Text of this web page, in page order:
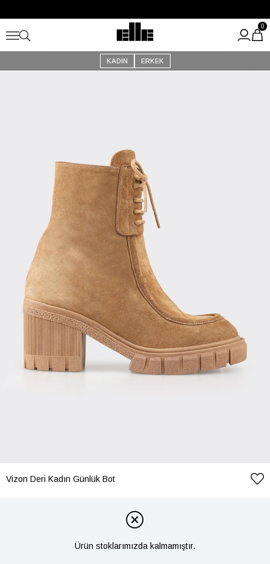
Kargo Ücretsiz!
KADIN ERKEK
0
Vizon Deri Kadın Günlük Bot
Ürün stoklarımızda kalmamıştır.